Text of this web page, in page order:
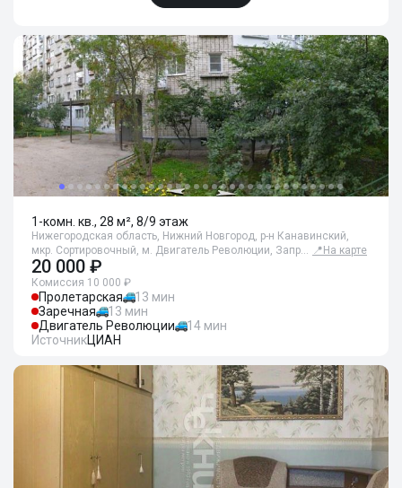
1-комн. кв., 28 м², 8/9 этаж
Нижегородская область, Нижний Новгород, р-н Канавинский,
мкр. Сортировочный, м. Двигатель Революции, Запр… 📍 На карте
20 000 ₽
Комиссия 10 000 ₽
Пролетарская
13 мин
Заречная
13 мин
Двигатель Революции
14 мин
ИсточникЦИАН